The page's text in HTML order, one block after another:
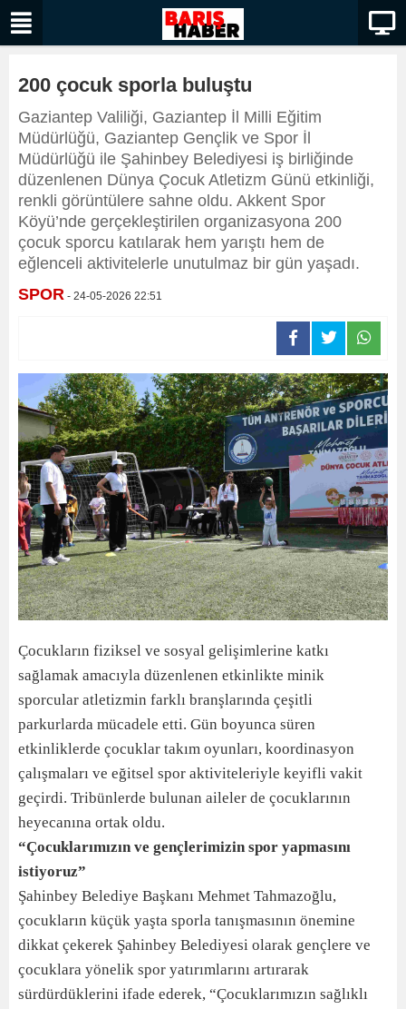
200 çocuk sporla buluştu
Gaziantep Valiliği, Gaziantep İl Milli Eğitim
Müdürlüğü, Gaziantep Gençlik ve Spor İl
Müdürlüğü ile Şahinbey Belediyesi iş birliğinde
düzenlenen Dünya Çocuk Atletizm Günü etkinliği,
renkli görüntülere sahne oldu. Akkent Spor
Köyü’nde gerçekleştirilen organizasyona 200
çocuk sporcu katılarak hem yarıştı hem de
eğlenceli aktivitelerle unutulmaz bir gün yaşadı.
SPOR - 24-05-2026 22:51
Çocukların fiziksel ve sosyal gelişimlerine katkı
sağlamak amacıyla düzenlenen etkinlikte minik
sporcular atletizmin farklı branşlarında çeşitli
parkurlarda mücadele etti. Gün boyunca süren
etkinliklerde çocuklar takım oyunları, koordinasyon
çalışmaları ve eğitsel spor aktiviteleriyle keyifli vakit
geçirdi. Tribünlerde bulunan aileler de çocuklarının
heyecanına ortak oldu.
“Çocuklarımızın ve gençlerimizin spor yapmasını
istiyoruz”
Şahinbey Belediye Başkanı Mehmet Tahmazoğlu,
çocukların küçük yaşta sporla tanışmasının önemine
dikkat çekerek Şahinbey Belediyesi olarak gençlere ve
çocuklara yönelik spor yatırımlarını artırarak
sürdürdüklerini ifade ederek, “Çocuklarımızın sağlıklı